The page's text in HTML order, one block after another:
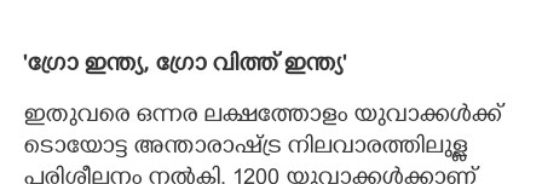
'ഗ്രോ ഇന്ത്യ, ഗ്രോ വിത്ത് ഇന്ത്യ'
ഇതുവരെ ഒന്നര ലക്ഷത്തോളം യുവാക്കൾക്ക്
ടൊയോട്ട അന്താരാഷ്ട്ര നിലവാരത്തിലുള്ള